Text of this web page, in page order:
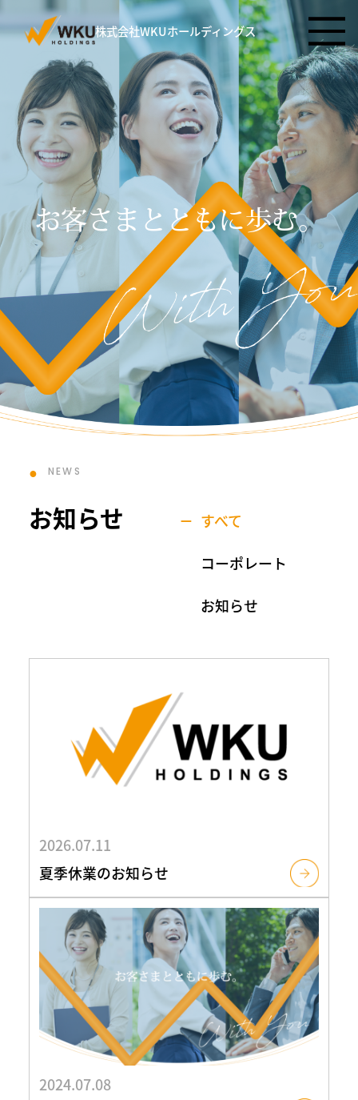
株式会社WKUホールディングス
お客さまとともに歩む。
NEWS
お知らせ すべて
コーポレート
お知らせ
2026.07.11
夏季休業のお知らせ
2024.07.08